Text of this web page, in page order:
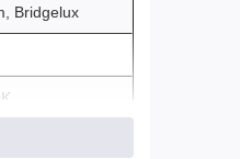
Bridgelux